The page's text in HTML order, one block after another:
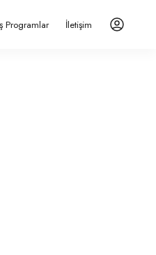
Programlar İletişim